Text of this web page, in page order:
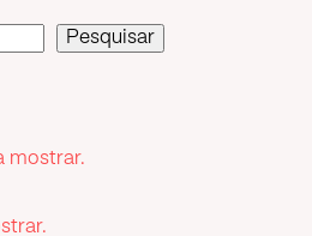
Pesquisar
mostrar.